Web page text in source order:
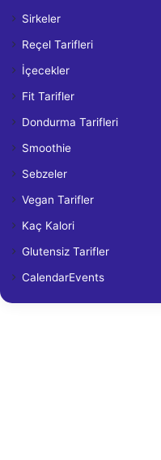
Sirkeler
Reçel Tarifleri
İçecekler
Fit Tarifler
Dondurma Tarifleri
Smoothie
Sebzeler
Vegan Tarifler
Kaç Kalori
Glutensiz Tarifler
CalendarEvents